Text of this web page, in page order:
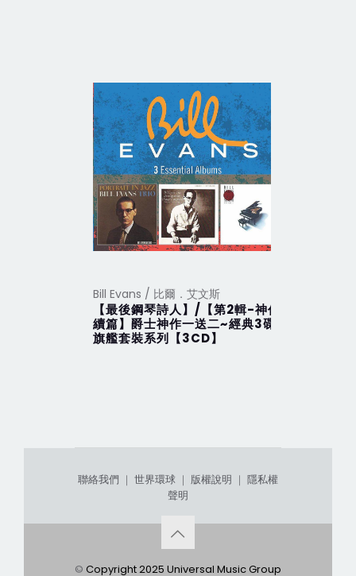
Bill Evans / 比爾．艾文斯
【最後鋼琴詩人】/【第2輯-神作
續篇】爵士神作一送二~經典3碟
旗艦套裝系列【3CD】
聯絡我們 ｜ 世界環球 ｜ 版權說明 ｜ 隱私權
聲明
© Copyright 2025 Universal Music Group